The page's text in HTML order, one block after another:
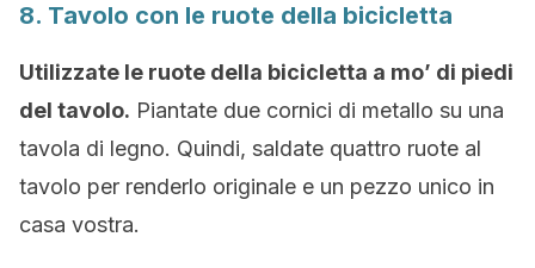
8. Tavolo con le ruote della bicicletta
Utilizzate le ruote della bicicletta a mo’ di piedi
del tavolo. Piantate due cornici di metallo su una
tavola di legno. Quindi, saldate quattro ruote al
tavolo per renderlo originale e un pezzo unico in
casa vostra.